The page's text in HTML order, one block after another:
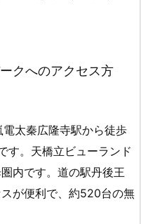
クへのアクセス方
太秦広隆寺駅から徒歩
す。天橋立ビューランド
内です。道の駅丹後王
が便利で、約520台の無